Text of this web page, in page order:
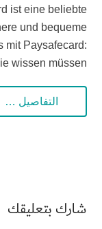
ist eine beliebte
und bequeme
mit Paysafecard:
wissen müssen
التفاصيل …
شارك بتعليقك